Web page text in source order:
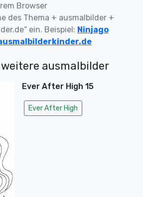
Browser
des Thema + ausmalbilder +
ein. Beispiel: Ninjago
weitere ausmalbilder
Ever After High 15
Ever After High